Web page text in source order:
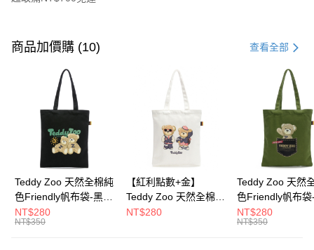
信用卡一次付款
超商取貨付款
Apple Pay
街口支付
大哥付你分期
相關說明
商品加價購 (10) 查看全部
Teddy Zoo 天然全棉純
色Friendly帆布袋-黑色
(TZB107)
NT$280
NT$350
【紅利點數+金】
Teddy Zoo 天然全棉純
色Friendly帆布袋-白色
NT$280
Teddy Zoo 天然
色Friendly帆布袋
色(TZB107)
NT$280
NT$350